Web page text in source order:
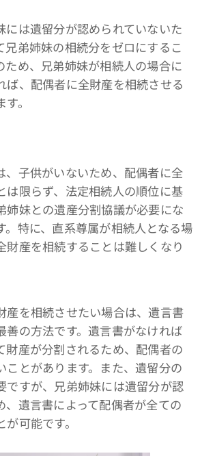
は遺留分が認められていないた
兄弟姉妹の相続分をゼロにするこ
ため、兄弟姉妹が相続人の場合に
ば、配偶者に全財産を相続させる
。
子供がいないため、配偶者に全
は限らず、法定相続人の順位に基
姉妹との遺産分割協議が必要にな
。特に、直系尊属が相続人となる場
財産を相続することは難しくなり
を相続させたい場合は、遺言書
善の方法です。遺言書がなければ
財産が分割されるため、配偶者の
ことがあります。また、遺留分の
ですが、兄弟姉妹には遺留分が認
、遺言書によって配偶者が全ての
可能です。